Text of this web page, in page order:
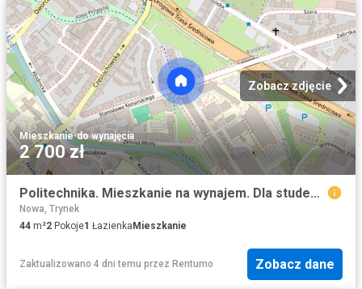
Zobacz zdjęcie
Mieszkanie·do wynajęcia
2 700 zł
Politechnika. Mieszkanie na wynajem. Dla studenta
Nowa, Trynek
44 m²2 Pokoje1 Łazienka Mieszkanie
Zaktualizowano 4 dni temu przez Rentumo Zobacz dane